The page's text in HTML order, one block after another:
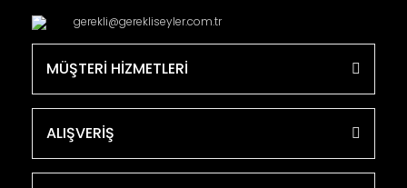
gerekli@gerekliseyler.com.tr
MÜŞTERİ HİZMETLERİ
ALIŞVERİŞ